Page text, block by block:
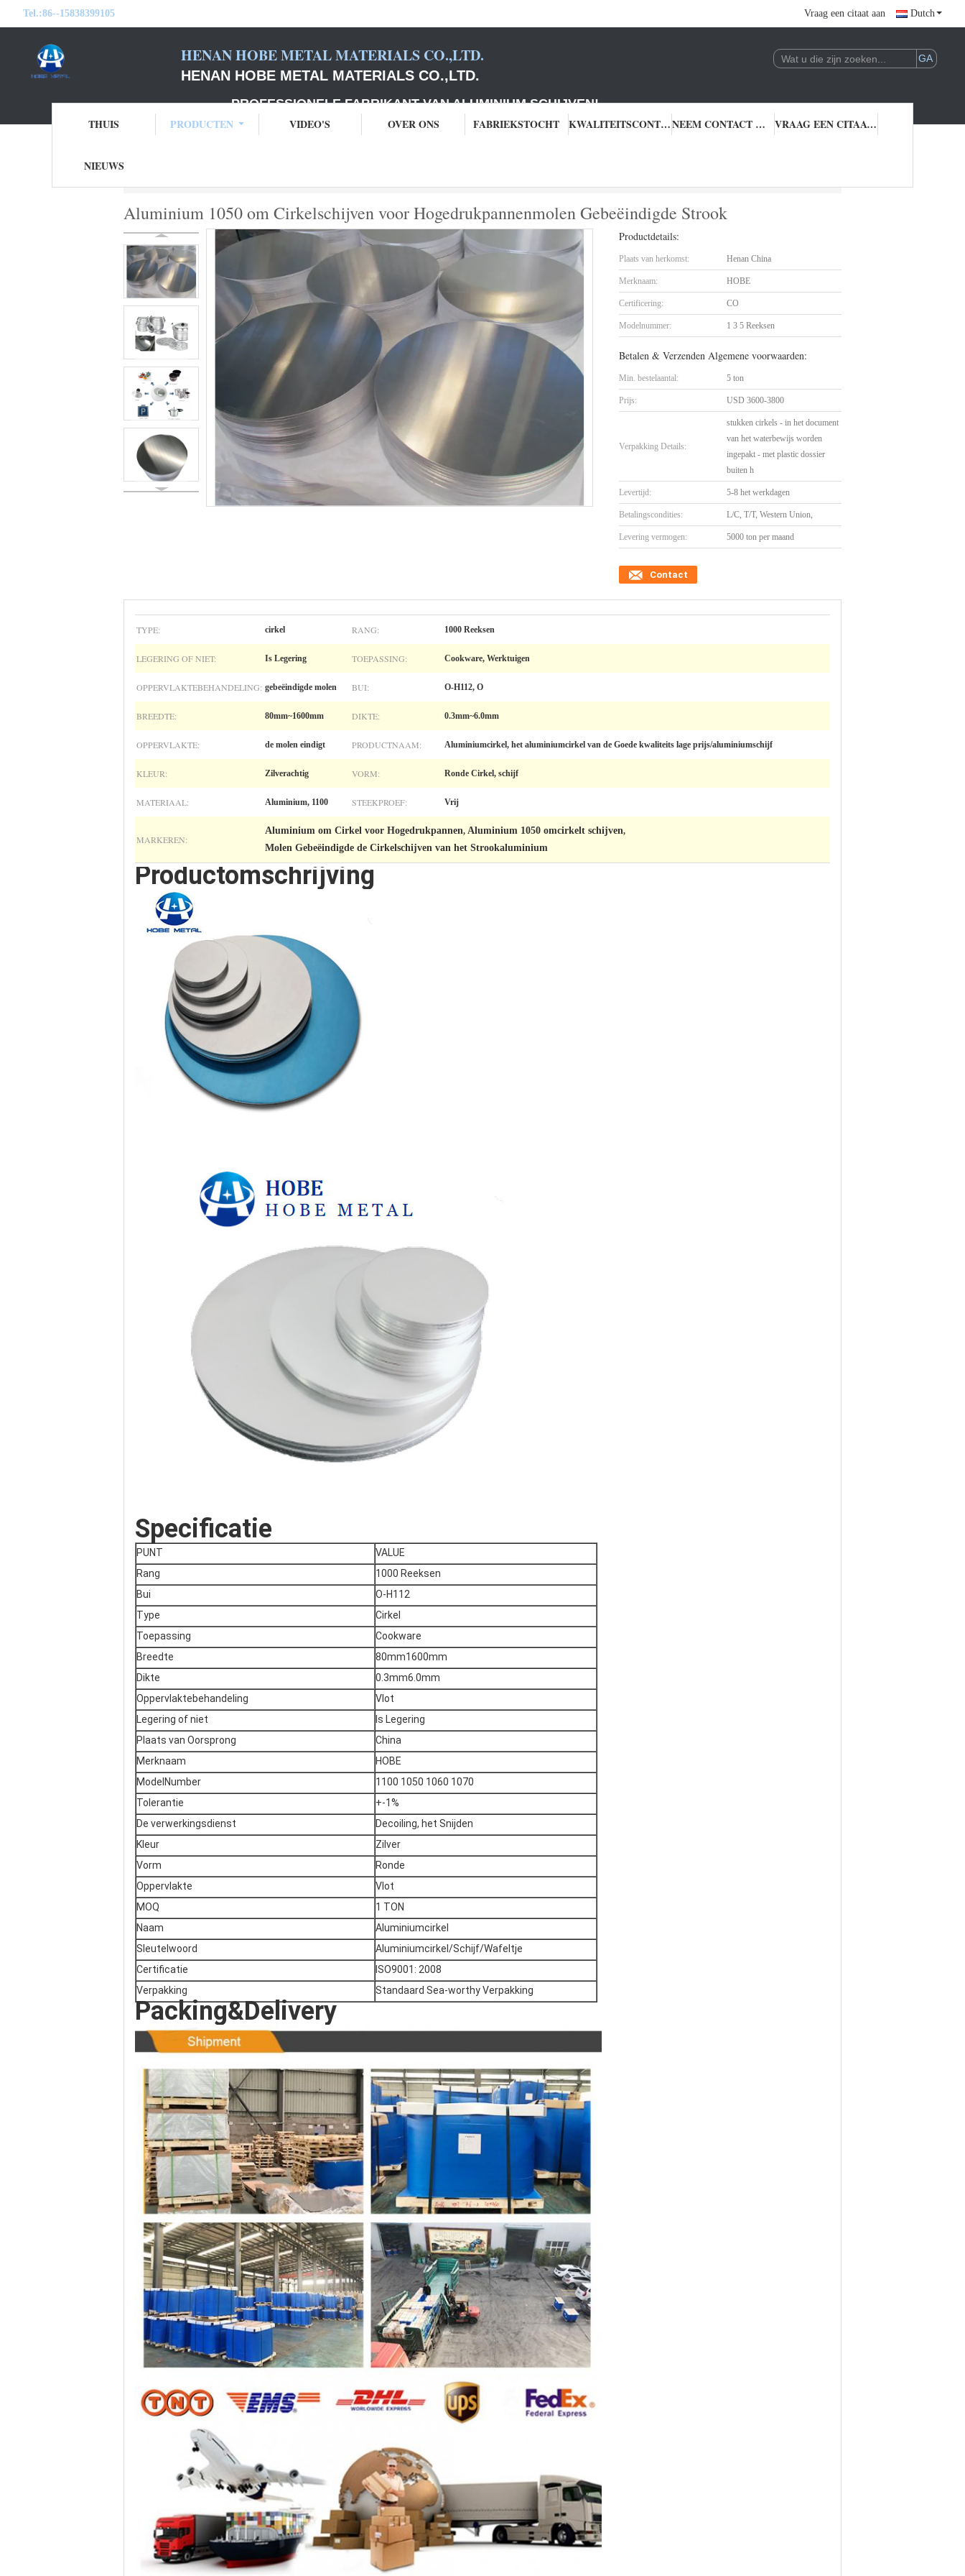
Tel.:86--15838399105 Vraag een citaat aan Dutch
HENAN HOBE METAL MATERIALS CO.,LTD.
HENAN HOBE METAL MATERIALS CO.,LTD.
PROFESSIONELE FABRIKANT VAN ALUMINIUM SCHIJVEN!
THUIS PRODUCTEN VIDEO'S OVER ONS FABRIEKSTOCHT KWALITEITSCONTROLE NEEM CONTACT MET ONS OP VRAAG EEN CITAAT AAN
NIEUWS
Aluminium 1050 om Cirkelschijven voor Hogedrukpannenmolen Gebeëindigde Strook
Productdetails:
Plaats van herkomst: Henan China
Merknaam: HOBE
Certificering: CO
Modelnummer: 1 3 5 Reeksen
Betalen & Verzenden Algemene voorwaarden:
Min. bestelaantal: 5 ton
Prijs: USD 3600-3800
Verpakking Details:
stukken cirkels - in het document
van het waterbewijs worden
ingepakt - met plastic dossier
buiten h
Levertijd: 5-8 het werkdagen
Betalingscondities: L/C, T/T, Western Union,
Levering vermogen: 5000 ton per maand
Contact
TYPE: cirkel RANG: 1000 Reeksen
LEGERING OF NIET: Is Legering TOEPASSING: Cookware, Werktuigen
OPPERVLAKTEBEHANDELING: gebeëindigde molen BUI: O-H112, O
BREEDTE: 80mm~1600mm DIKTE: 0.3mm~6.0mm
OPPERVLAKTE: de molen eindigt PRODUCTNAAM: Aluminiumcirkel, het aluminiumcirkel van de Goede kwaliteits lage prijs/aluminiumschijf
KLEUR: Zilverachtig VORM: Ronde Cirkel, schijf
MATERIAAL: Aluminium, 1100 STEEKPROEF: Vrij
MARKEREN:
Aluminium om Cirkel voor Hogedrukpannen, Aluminium 1050 omcirkelt schijven,
Molen Gebeëindigde de Cirkelschijven van het Strookaluminium
Productomschrijving
Specificatie
PUNT
VALUE
Rang
1000 Reeksen
Bui
O-H112
Type
Cirkel
Toepassing
Cookware
Breedte
80mm1600mm
Dikte
0.3mm6.0mm
Oppervlaktebehandeling
Vlot
Legering of niet
Is Legering
Plaats van Oorsprong
China
Merknaam
HOBE
ModelNumber
1100 1050 1060 1070
Tolerantie
+-1%
De verwerkingsdienst
Decoiling, het Snijden
Kleur
Zilver
Vorm
Ronde
Oppervlakte
Vlot
MOQ
1 TON
Naam
Aluminiumcirkel
Sleutelwoord
Aluminiumcirkel/Schijf/Wafeltje
Certificatie
ISO9001: 2008
Verpakking
Standaard Sea-worthy Verpakking
Packing&Delivery